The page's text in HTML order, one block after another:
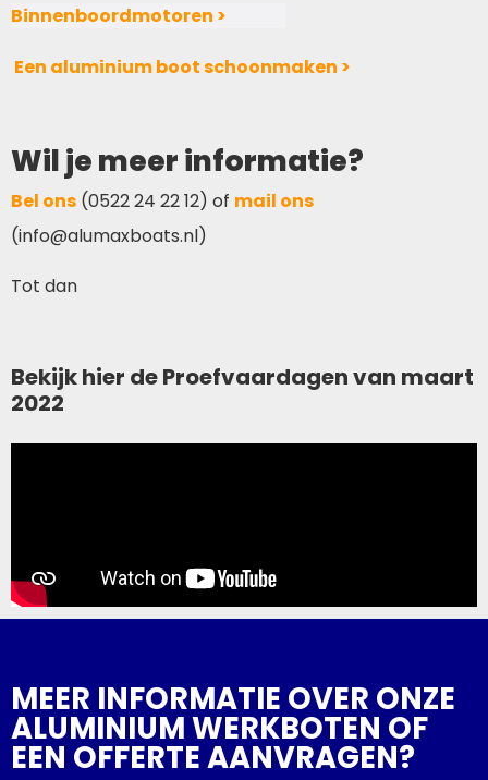
Binnenboordmotoren >
Een aluminium boot schoonmaken >
Wil je meer informatie?
Bel ons (0522 24 22 12) of mail ons
(info@alumaxboats.nl)
Tot dan
Bekijk hier de Proefvaardagen van maart
2022
MEER INFORMATIE OVER ONZE
ALUMINIUM WERKBOTEN OF
EEN OFFERTE AANVRAGEN?